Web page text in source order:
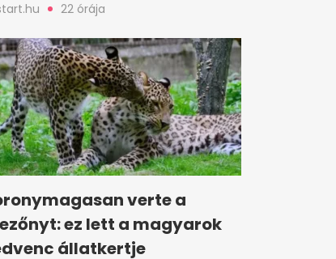
22 órája
verte a
ez lett a magyarok
állatkertje